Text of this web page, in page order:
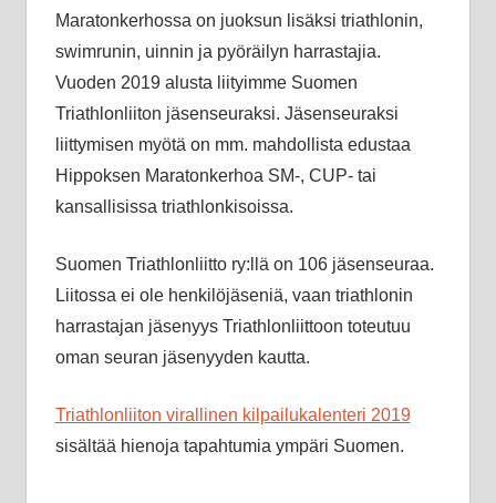
Maratonkerhossa on juoksun lisäksi triathlonin,
swimrunin, uinnin ja pyöräilyn harrastajia.
Vuoden 2019 alusta liityimme Suomen
Triathlonliiton jäsenseuraksi. Jäsenseuraksi
liittymisen myötä on mm. mahdollista edustaa
Hippoksen Maratonkerhoa SM-, CUP- tai
kansallisissa triathlonkisoissa.
Suomen Triathlonliitto ry:llä on 106 jäsenseuraa.
Liitossa ei ole henkilöjäseniä, vaan triathlonin
harrastajan jäsenyys Triathlonliittoon toteutuu
oman seuran jäsenyyden kautta.
Triathlonliiton virallinen kilpailukalenteri 2019
sisältää hienoja tapahtumia ympäri Suomen.